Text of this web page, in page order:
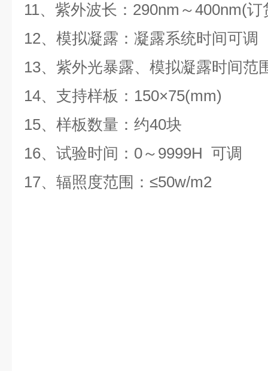
11、紫外波长：290nm～400nm(
12、模拟凝露：凝露系统时间可调
13、紫外光暴露、模拟凝露时间范
14、支持样板：150×75(mm)
15、样板数量：约40块
16、试验时间：0～9999H 可调
17、辐照度范围：≤50w/m2